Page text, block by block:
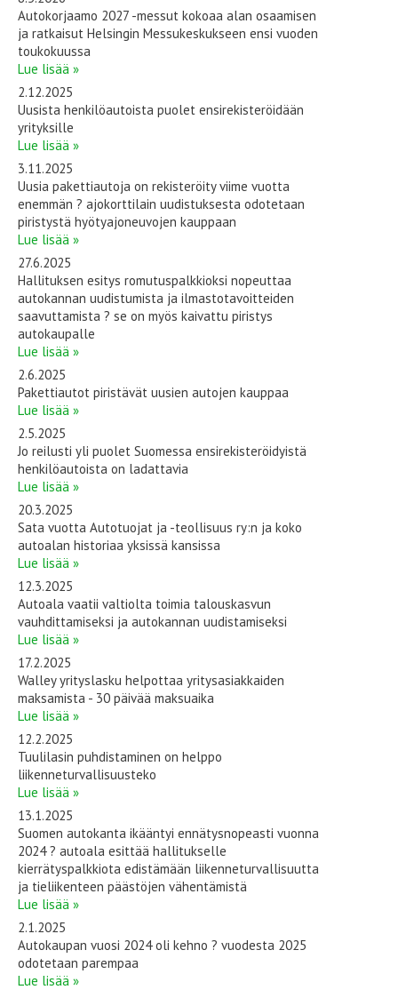
Autokorjaamo 2027 -messut kokoaa alan osaamisen
ja ratkaisut Helsingin Messukeskukseen ensi vuoden
toukokuussa
Lue lisää »
2.12.2025
Uusista henkilöautoista puolet ensirekisteröidään
yrityksille
Lue lisää »
3.11.2025
Uusia pakettiautoja on rekisteröity viime vuotta
enemmän ? ajokorttilain uudistuksesta odotetaan
piristystä hyötyajoneuvojen kauppaan
Lue lisää »
27.6.2025
Hallituksen esitys romutuspalkkioksi nopeuttaa
autokannan uudistumista ja ilmastotavoitteiden
saavuttamista ? se on myös kaivattu piristys
autokaupalle
Lue lisää »
2.6.2025
Pakettiautot piristävät uusien autojen kauppaa
Lue lisää »
2.5.2025
Jo reilusti yli puolet Suomessa ensirekisteröidyistä
henkilöautoista on ladattavia
Lue lisää »
20.3.2025
Sata vuotta Autotuojat ja -teollisuus ry:n ja koko
autoalan historiaa yksissä kansissa
Lue lisää »
12.3.2025
Autoala vaatii valtiolta toimia talouskasvun
vauhdittamiseksi ja autokannan uudistamiseksi
Lue lisää »
17.2.2025
Walley yrityslasku helpottaa yritysasiakkaiden
maksamista - 30 päivää maksuaika
Lue lisää »
12.2.2025
Tuulilasin puhdistaminen on helppo
liikenneturvallisuusteko
Lue lisää »
13.1.2025
Suomen autokanta ikääntyi ennätysnopeasti vuonna
2024 ? autoala esittää hallitukselle
kierrätyspalkkiota edistämään liikenneturvallisuutta
ja tieliikenteen päästöjen vähentämistä
Lue lisää »
2.1.2025
Autokaupan vuosi 2024 oli kehno ? vuodesta 2025
odotetaan parempaa
Lue lisää »